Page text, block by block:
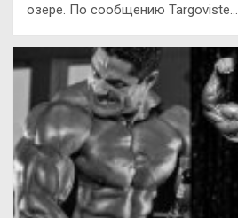
озере. По сообщению Targoviste…